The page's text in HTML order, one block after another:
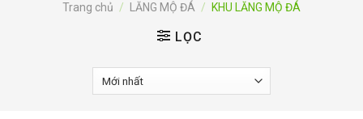
Trang chủ / LĂNG MỘ ĐÁ / KHU LĂNG MỘ ĐÁ
LỌC